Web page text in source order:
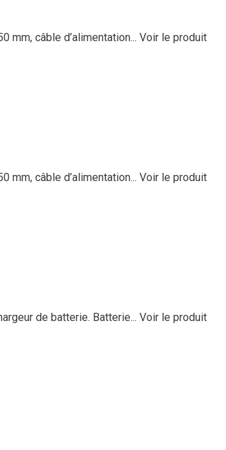
mm, câble d’alimentation... Voir le produit
mm, câble d’alimentation... Voir le produit
de batterie. Batterie... Voir le produit